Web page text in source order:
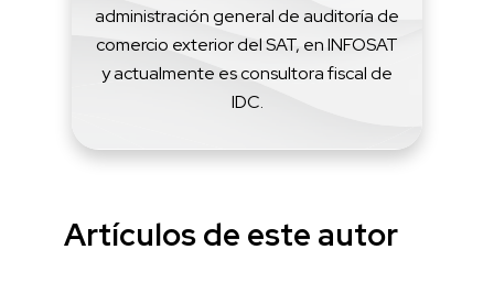
administración general de auditoría de
comercio exterior del SAT, en INFOSAT
y actualmente es consultora fiscal de
IDC.
Artículos de este autor